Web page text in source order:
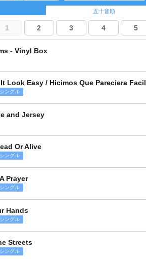
五十音順
1 2 3 4 5
- Vinyl Box
Look Easy / Hicimos Que Pareciera Facil
シングル
and Jersey
Or Alive
シングル
Prayer
シングル
Hands
シングル
Streets
シングル